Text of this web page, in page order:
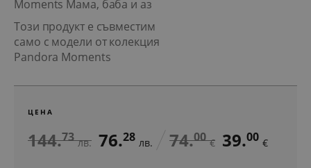
Moments Мама, баба и аз
Този продукт е съвместим
само с модели от колекция
Pandora Moments
ЦЕНА
144.73 лв. 76.28 лв. 74.00 € 39.00 €